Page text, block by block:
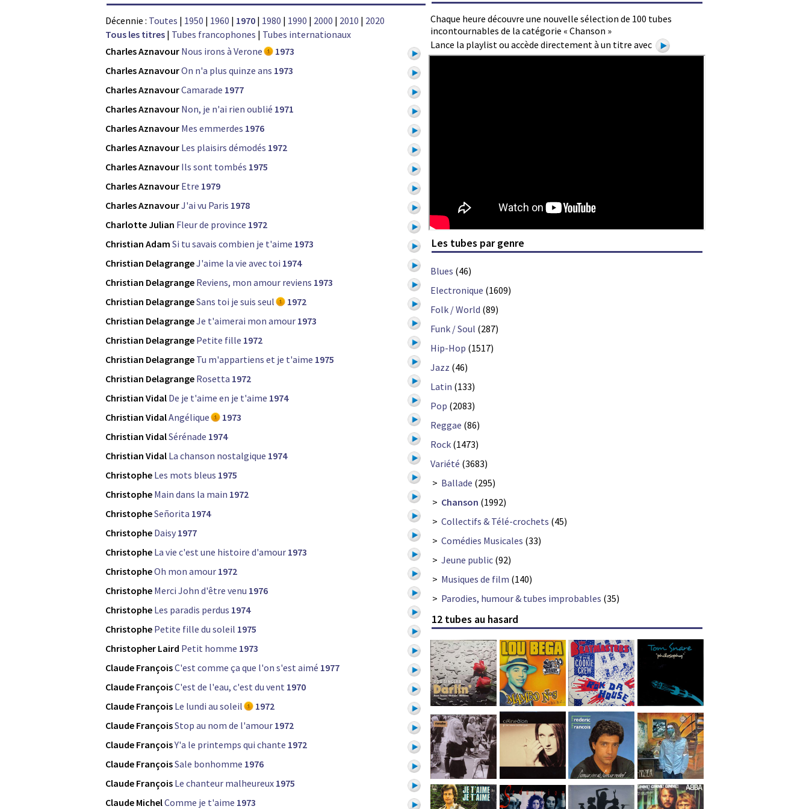
Chaque heure découvre une nouvelle sélection de 100 tubes
incontournables de la catégorie « Chanson »
Lance la playlist ou accède directement à un titre avec
Décennie : Toutes | 1950 | 1960 | 1970 | 1980 | 1990 | 2000 | 2010 | 2020
Tous les titres | Tubes francophones | Tubes internationaux
Charles Aznavour Nous irons à Verone
1973
Charles AznavourOn n'a plus quinze ans 1973
Charles AznavourCamarade 1977
Charles Aznavour Non, je n'ai rien oublié 1971
Charles Aznavour Mes emmerdes 1976
Charles Aznavour Les plaisirs démodés 1972
Charles Aznavour Ils sont tombés 1975
Charles Aznavour Etre 1979
Charles AznavourJ'ai vu Paris 1978
Charlotte Julian Fleur de province 1972
Christian Adam Si tu savais combien je t'aime 1973
Christian DelagrangeJ'aime la vie avec toi 1974
Christian Delagrange Reviens, mon amour reviens 1973
Christian DelagrangeSans toi je suis seul
1972
Christian DelagrangeJe t'aimerai mon amour 1973
Christian Delagrange Petite fille 1972
Christian Delagrange Tu m'appartiens et je t'aime 1975
Christian Delagrange Rosetta 1972
Christian Vidal De je t'aime en je t'aime 1974
Christian VidalAngélique
1973
Christian VidalSérénade 1974
Christian Vidal La chanson nostalgique 1974
Christophe Les mots bleus 1975
Christophe Main dans la main 1972
ChristopheSeñorita 1974
Christophe Daisy 1977
Christophe La vie c'est une histoire d'amour 1973
ChristopheOh mon amour 1972
Christophe Merci John d'être venu 1976
Christophe Les paradis perdus 1974
Christophe Petite fille du soleil 1975
Christopher Laird Petit homme 1973
Claude FrançoisC'est comme ça que l'on s'est aimé 1977
Claude FrançoisC'est de l'eau, c'est du vent 1970
Claude François Le lundi au soleil
1972
Claude FrançoisStop au nom de l'amour 1972
Claude FrançoisY'a le printemps qui chante 1972
Claude FrançoisSale bonhomme 1976
Claude François Le chanteur malheureux 1975
Claude MichelComme je t'aime 1973
Les tubes par genre
Blues (46)
Electronique (1609)
Folk / World (89)
Funk / Soul (287)
Hip-Hop (1517)
Jazz (46)
Latin (133)
Pop (2083)
Reggae (86)
Rock (1473)
Variété (3683)
> Ballade (295)
> Chanson (1992)
> Collectifs & Télé-crochets (45)
> Comédies Musicales (33)
> Jeune public (92)
> Musiques de film (140)
> Parodies, humour & tubes improbables (35)
12 tubes au hasard